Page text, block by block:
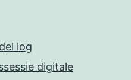
log
digitale